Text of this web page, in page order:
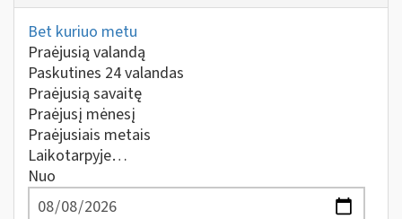
Bet kuriuo metu
Praėjusią valandą
Paskutines 24 valandas
Praėjusią savaitę
Praėjusį mėnesį
Praėjusiais metais
Laikotarpyje…
Nuo